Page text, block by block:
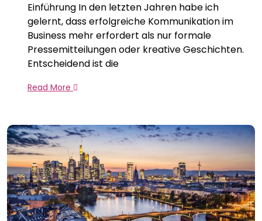
Einführung In den letzten Jahren habe ich
gelernt, dass erfolgreiche Kommunikation im
Business mehr erfordert als nur formale
Pressemitteilungen oder kreative Geschichten.
Entscheidend ist die
Read More